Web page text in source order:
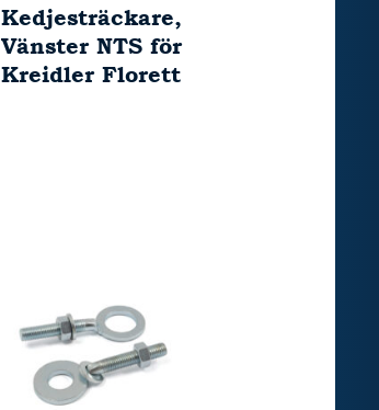
Kedjesträckare,
Vänster NTS för
Kreidler Florett